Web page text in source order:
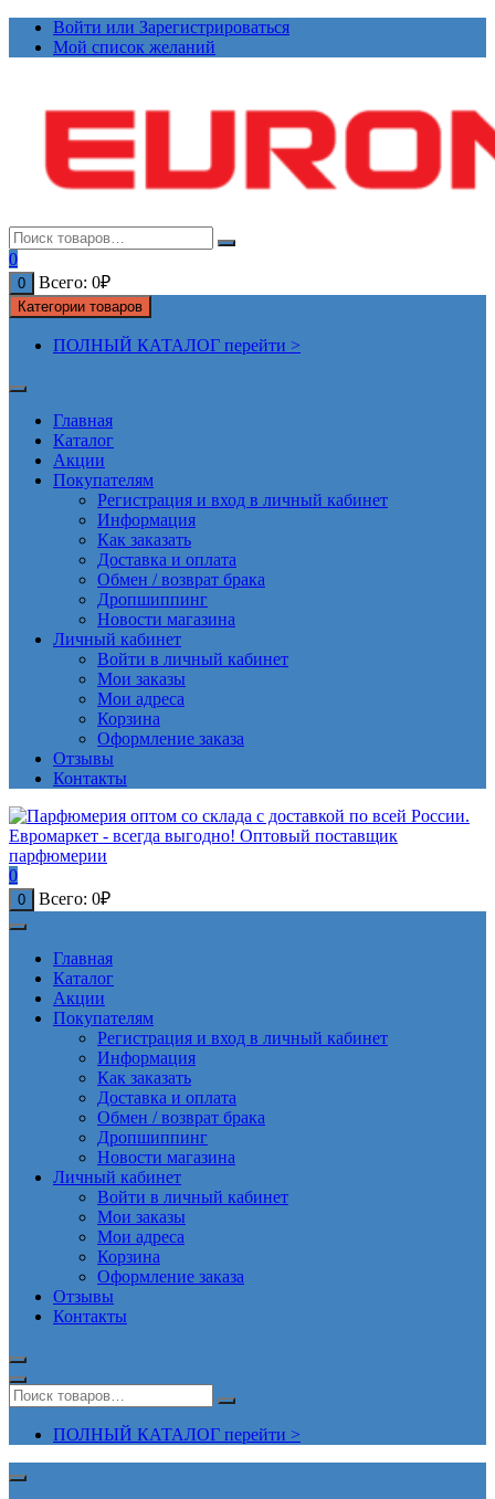
ПерейтиВойти или Зарегистрироваться
Мой список желаний
0
0 Всего: 0₽
Категории товаров
ПОЛНЫЙ КАТАЛОГ перейти >
Главная
Каталог
Акции
Покупателям
Регистрация и вход в личный кабинет
Информация
Как заказать
Доставка и оплата
Обмен / возврат брака
Дропшиппинг
Новости магазина
Личный кабинет
Войти в личный кабинет
Мои заказы
Мои адреса
Корзина
Оформление заказа
Отзывы
Контакты
0
0 Всего: 0₽
Главная
Каталог
Акции
Покупателям
Регистрация и вход в личный кабинет
Информация
Как заказать
Доставка и оплата
Обмен / возврат брака
Дропшиппинг
Новости магазина
Личный кабинет
Войти в личный кабинет
Мои заказы
Мои адреса
Корзина
Оформление заказа
Отзывы
Контакты
ПОЛНЫЙ КАТАЛОГ перейти >